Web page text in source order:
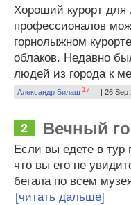
Хороший курорт для
профессионалов
горнолыжном
облаков. Недавно
людей из города к
Александр Билаш 17 | 26 Sep
2 Вечный
Если вы едете в тур
что вы его не
бегала по всем
[читать дальше]